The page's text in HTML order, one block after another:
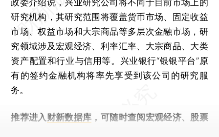
政委介绍说，兴业研究公司将不同于目前市场上的
研究机构，其研究范围将覆盖货币市场、固定收益
市场、权益市场和大宗商品等多层次金融市场，研
究领域涉及宏观经济、利率汇率、大宗商品、大类
资产配置和行业与信用等。兴业银行“银银平台”原
有的签约金融机构将率先享受到该公司的研究服
务。
推荐进入 财新数据库 ，可随时查阅宏观经济、股票